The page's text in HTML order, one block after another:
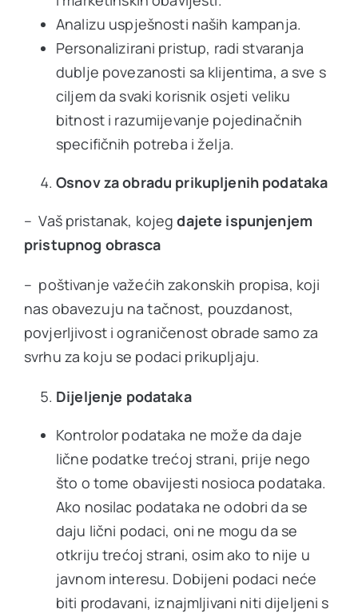
Analizu uspješnosti naših kampanja.
Personalizirani pristup, radi stvaranja
dublje povezanosti sa klijentima, a sve s
ciljem da svaki korisnik osjeti veliku
bitnost i razumijevanje pojedinačnih
specifičnih potreba i želja.
Osnov za obradu prikupljenih podataka
– Vaš pristanak, kojegdajete ispunjenjem
pristupnog obrasca
– poštivanje važećih zakonskih propisa, koji
nas obavezuju na tačnost, pouzdanost,
povjerljivost i ograničenost obrade samo za
svrhu za koju se podaci prikupljaju.
Dijeljenje podataka
Kontrolor podataka ne može da daje
lične podatke trećoj strani, prije nego
što o tome obavijesti nosioca podataka.
Ako nosilac podataka ne odobri da se
daju lični podaci, oni ne mogu da se
otkriju trećoj strani, osim ako to nije u
javnom interesu. Dobijeni podaci neće
biti prodavani, iznajmljivani niti dijeljeni s